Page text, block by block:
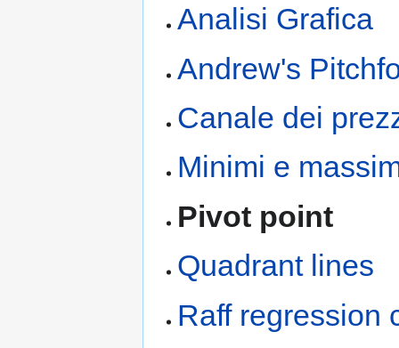
Analisi Grafica
Andrew's
Canale dei
Minimi e
Pivot point
Quadrant lines
Raff regression